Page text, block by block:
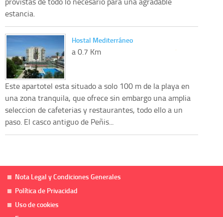
estancia.
Hostal Mediterráneo
a 0.7 Km
Este apartotel esta situado a solo 100 m de la playa en
una zona tranquila, que ofrece sin embargo una amplia
seleccion de cafeterias y restaurantes, todo ello a un
paso. El casco antiguo de Peñis...
Nota Legal y Condiciones Generales
Política de Privacidad
Uso de cookies